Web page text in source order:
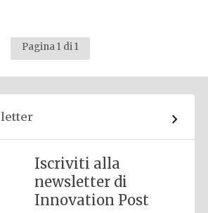
Pagina 1 di 1
Iscriviti alla
newsletter di
Innovation Post